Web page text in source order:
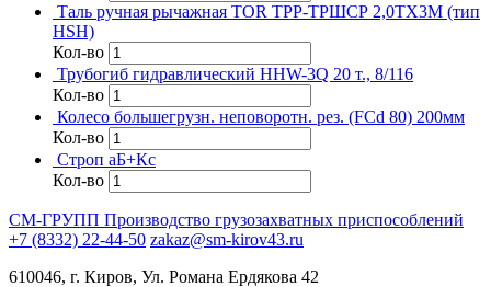
Таль ручная рычажная TOR ТРР-ТРШСР 2,0ТХ3М (тип
HSH)
Кол-во
Трубогиб гидравлический HHW-3Q 20 т., 8/116
Кол-во
Колесо большегрузн. неповоротн. рез. (FCd 80) 200мм
Кол-во
Строп аБ+Кс
Кол-во
СМ-ГРУПП Производство грузозахватных приспособлений
+7 (8332) 22-44-50 zakaz@sm-kirov43.ru
610046, г. Киров, Ул. Романа Ердякова 42